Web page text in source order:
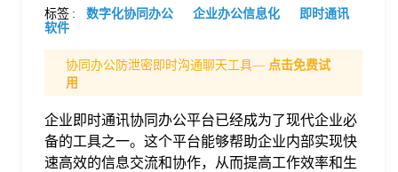
价
格
标签 : 数字化协同办公 企业办公信息化
即时通讯
软件
协同办公防泄密即时沟通聊天工具— 点击免费试
用
企业即时通讯协同办公平台已经成为了现代企业必
备的工具之一。这个平台能够帮助企业内部实现快
速高效的信息交流和协作，从而提高工作效率和生